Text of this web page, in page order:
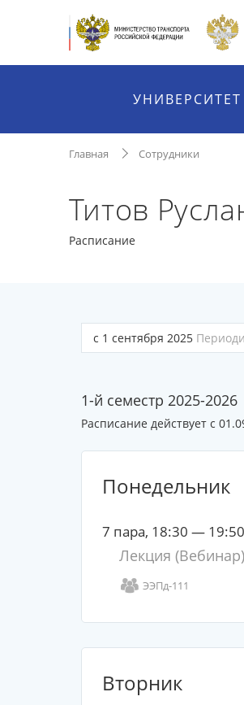
УНИВЕРСИТЕТ
Главная Сотрудники
Титов
Расписание
с 1 сентября 2025
1-й семестр 2025-2026
Расписание действует с
Понедельник
7 пара, 18:30 — 19:50
Лекция (Вебинар)
ЭЭПд-111
Вторник